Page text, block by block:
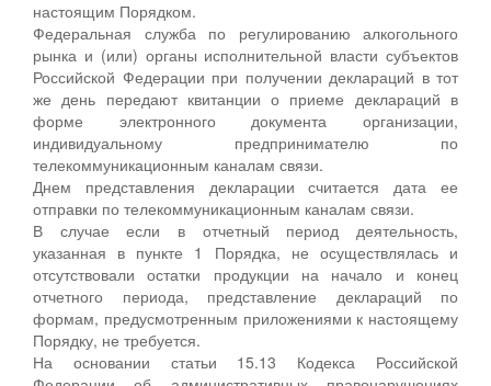
настоящим Порядком.
Федеральная служба по регулированию алкогольного
рынка и (или) органы исполнительной власти субъектов
Российской Федерации при получении деклараций в тот
же день передают квитанции о приеме деклараций в
форме электронного документа организации,
индивидуальному предпринимателю по
телекоммуникационным каналам связи.
Днем представления декларации считается дата ее
отправки по телекоммуникационным каналам связи.
В случае если в отчетный период деятельность,
указанная в пункте 1 Порядка, не осуществлялась и
отсутствовали остатки продукции на начало и конец
отчетного периода, представление деклараций по
формам, предусмотренным приложениями к настоящему
Порядку, не требуется.
На основании статьи 15.13 Кодекса Российской